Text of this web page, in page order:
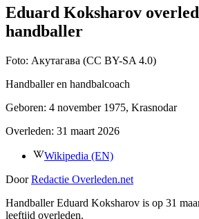
Eduard Koksharov
handballer
Foto: Акутагава (CC BY-SA 4.0)
Handballer en handbalcoach
Geboren: 4 november 1975, Krasnodar
Overleden: 31 maart 2026
Wikipedia (EN)
Door Redactie Overleden.net
Handballer Eduard Koksharov is op 31
leeftijd overleden.